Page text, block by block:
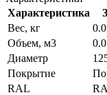
Характеристика
Вес, кг
Объем, м3
Диаметр
Покрытие
RAL